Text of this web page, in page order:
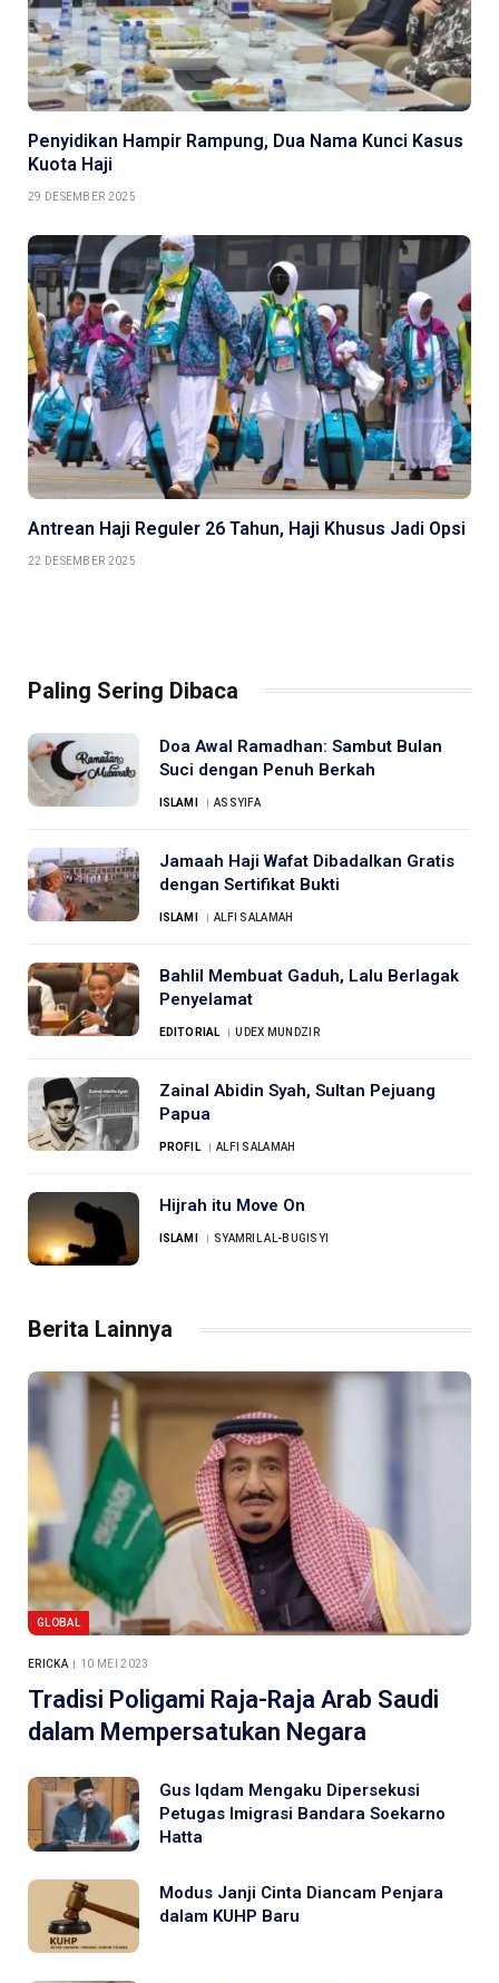
Penyidikan Hampir Rampung, Dua Nama Kunci Kasus
Kuota Haji
29 DESEMBER 2025
Antrean Haji Reguler 26 Tahun, Haji Khusus Jadi Opsi
22 DESEMBER 2025
Paling Sering Dibaca
Doa Awal Ramadhan: Sambut Bulan
Suci dengan Penuh Berkah
ISLAMI ASSYIFA
Jamaah Haji Wafat Dibadalkan Gratis
dengan Sertifikat Bukti
ISLAMI ALFI SALAMAH
Bahlil Membuat Gaduh, Lalu Berlagak
Penyelamat
EDITORIAL UDEX MUNDZIR
Zainal Abidin Syah, Sultan Pejuang
Papua
PROFIL ALFI SALAMAH
Hijrah itu Move On
ISLAMI SYAMRIL AL-BUGISYI
Berita Lainnya
GLOBAL
ERICKA 10 MEI 2023
Tradisi Poligami Raja-Raja Arab Saudi
dalam Mempersatukan Negara
Gus Iqdam Mengaku Dipersekusi
Petugas Imigrasi Bandara Soekarno
Hatta
Modus Janji Cinta Diancam Penjara
dalam KUHP Baru